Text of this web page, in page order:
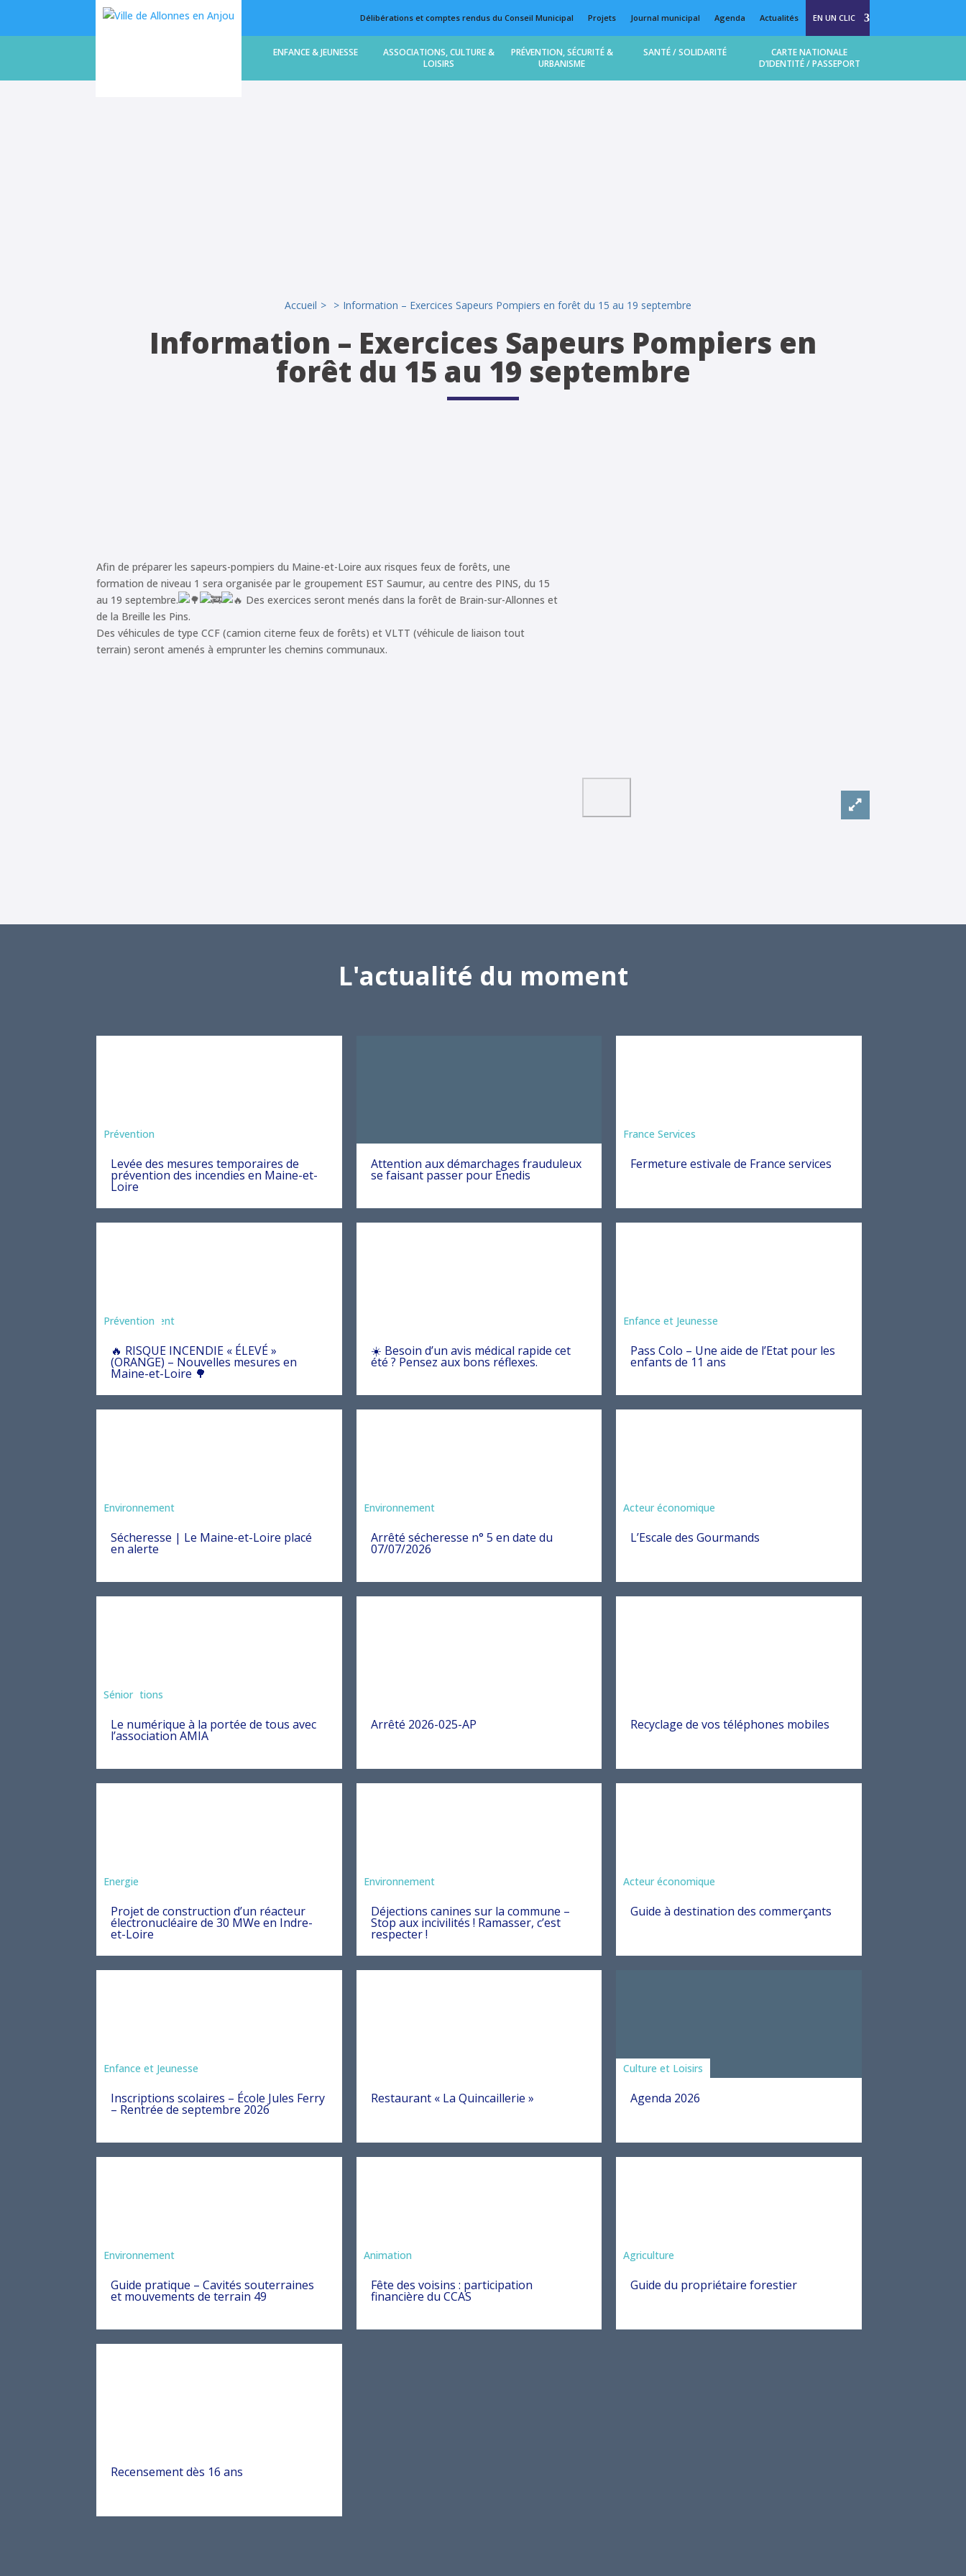
Délibérations et comptes rendus du Conseil Municipal Projets Journal municipal Agenda Actualités EN UN CLIC
ENFANCE & JEUNESSE
ASSOCIATIONS, CULTURE &
LOISIRS
PRÉVENTION, SÉCURITÉ &
URBANISME
SANTÉ / SOLIDARITÉ
CARTE NATIONALE
D’IDENTITÉ / PASSEPORT
Accueil Information – Exercices Sapeurs Pompiers en forêt du 15 au 19 septembre
Information – Exercices Sapeurs Pompiers en
forêt du 15 au 19 septembre
Afin de préparer les sapeurs-pompiers du Maine-et-Loire aux risques feux de forêts, une
formation de niveau 1 sera organisée par le groupement EST Saumur, au centre des PINS, du 15
au 19 septembre.
Des exercices seront menés dans la forêt de Brain-sur-Allonnes et
de la Breille les Pins.
Des véhicules de type CCF (camion citerne feux de forêts) et VLTT (véhicule de liaison tout
terrain) seront amenés à emprunter les chemins communaux.
L'actualité du moment
Préfecture
Prévention
Levée des mesures temporaires de
prévention des incendies en Maine-et-
Loire
Attention aux démarchages frauduleux
se faisant passer pour Enedis
France Services
Fermeture estivale de France services
Agriculture
Arrêté
Environnement
Prévention
🔥 RISQUE INCENDIE « ÉLEVÉ »
(ORANGE) – Nouvelles mesures en
Maine-et-Loire 🌳
☀️ Besoin d’un avis médical rapide cet
été ? Pensez aux bons réflexes.
Animation
Enfance et Jeunesse
Pass Colo – Une aide de l’Etat pour les
enfants de 11 ans
Environnement
Sécheresse | Le Maine-et-Loire placé
en alerte
Agriculture
Environnement
Arrêté sécheresse n° 5 en date du
07/07/2026
Acteur économique
L’Escale des Gourmands
Associations
Sénior
Le numérique à la portée de tous avec
l’association AMIA
Arrêté 2026-025-AP Recyclage de vos téléphones mobiles
Energie
Projet de construction d’un réacteur
électronucléaire de 30 MWe en Indre-
et-Loire
Environnement
Déjections canines sur la commune –
Stop aux incivilités ! Ramasser, c’est
respecter !
Acteur économique
Guide à destination des commerçants
Enfance et Jeunesse
Inscriptions scolaires – École Jules Ferry
– Rentrée de septembre 2026
Restaurant « La Quincaillerie »
Associations
Culture et Loisirs
Agenda 2026
Environnement
Guide pratique – Cavités souterraines
et mouvements de terrain 49
Animation
Fête des voisins : participation
financière du CCAS
Agriculture
Guide du propriétaire forestier
Recensement dès 16 ans